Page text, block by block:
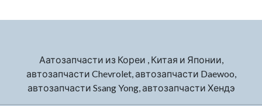
Аатозапчасти из Кореи , Китая и Японии,
автозапчасти Chevrolet, автозапчасти Daewoo,
автозапчасти Ssang Yong, автозапчасти Хендэ